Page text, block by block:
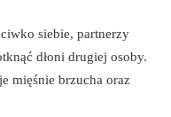
siebie, partnerzy
dłoni drugiej osoby.
mięśnie brzucha oraz